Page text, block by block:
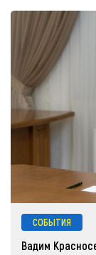
СОБЫТИЯ
Вадим